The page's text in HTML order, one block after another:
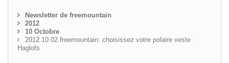
Newsletter de freemountain
2012
10 Octobre
2012 10 02 freemountain: choisissez votre polaire veste
Haglofs